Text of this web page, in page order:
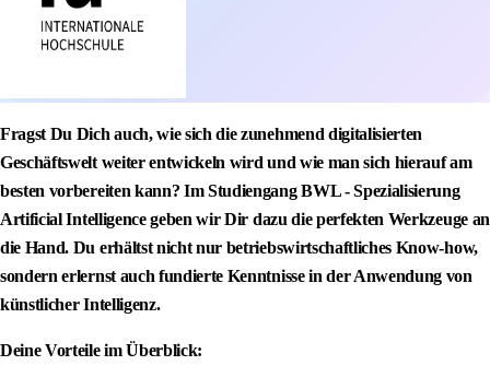
Fragst Du Dich auch, wie sich die zunehmend digitalisierten
Geschäftswelt weiter entwickeln wird und wie man sich hierauf am
besten vorbereiten kann? Im Studiengang BWL - Spezialisierung
Artificial Intelligence geben wir Dir dazu die perfekten Werkzeuge an
die Hand. Du erhältst nicht nur betriebswirtschaftliches Know-how,
sondern erlernst auch fundierte Kenntnisse in der Anwendung von
künstlicher Intelligenz.
Deine Vorteile im Überblick: